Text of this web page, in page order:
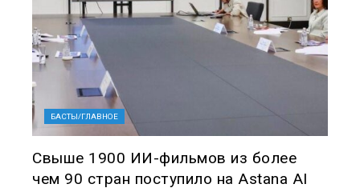
БАСТЫ/ГЛАВНОЕ
Свыше 1900 ИИ-фильмов из более
чем 90 стран поступило на Astana AI